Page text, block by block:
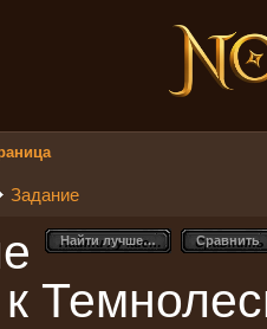
Задание
Сравнить
Сравнить
Найти лучше…
Найти лучше…